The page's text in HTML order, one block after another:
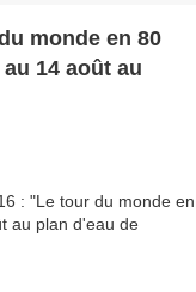
monde en 80
14 août au